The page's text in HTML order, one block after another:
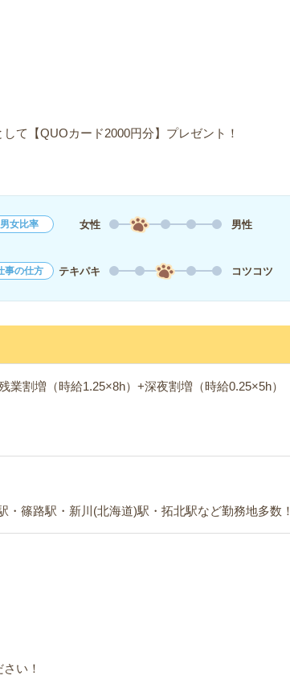
て【QUOカード2000円分】プレゼント！
男女比率 女性 男性
事の仕方 テキパキ コツコツ
業割増（時給1.25×8h）+深夜割増（時給0.25×5h）
・篠路駅・新川(北海道)駅・拓北駅など勤務地多数！
い！